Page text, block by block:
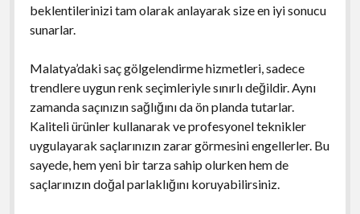
beklentilerinizi tam olarak anlayarak size en iyi sonucu
sunarlar.
Malatya’daki saç gölgelendirme hizmetleri, sadece
trendlere uygun renk seçimleriyle sınırlı değildir. Aynı
zamanda saçınızın sağlığını da ön planda tutarlar.
Kaliteli ürünler kullanarak ve profesyonel teknikler
uygulayarak saçlarınızın zarar görmesini engellerler. Bu
sayede, hem yeni bir tarza sahip olurken hem de
saçlarınızın doğal parlaklığını koruyabilirsiniz.